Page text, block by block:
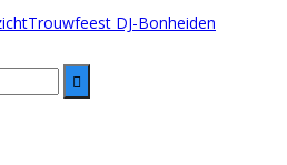
Trouwfeest DJ-Bonheiden